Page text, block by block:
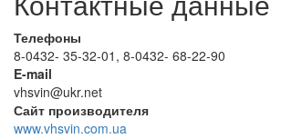
Телефоны
8-0432- 35-32-01 , 8-0432- 68-22-90
E-mail
vhsvin@ukr.net
Сайт производителя
www.vhsvin.com.ua